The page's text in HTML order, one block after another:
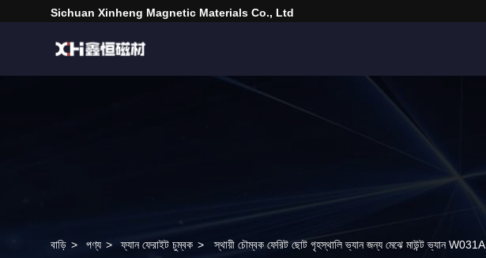
Sichuan Xinheng Magnetic Materials Co., Ltd
বাড়ি > পণ্য > ফ্যান ফেরাইট চুম্বক > স্থায়ী চৌম্বক ফেরিট ছোট গৃহস্থালি ভ্যান জন্য মেঝে মাউন্ট ভ্যান W031A